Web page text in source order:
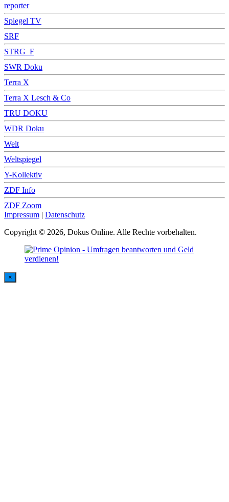
reporter
Spiegel TV
SRF
STRG_F
SWR Doku
Terra X
Terra X Lesch & Co
TRU DOKU
WDR Doku
Welt
Weltspiegel
Y-Kollektiv
ZDF Info
ZDF Zoom
Impressum | Datenschutz
Copyright © 2026, Dokus Online. Alle Rechte vorbehalten.
×